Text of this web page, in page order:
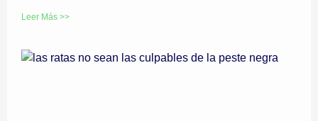
Leer Más >>